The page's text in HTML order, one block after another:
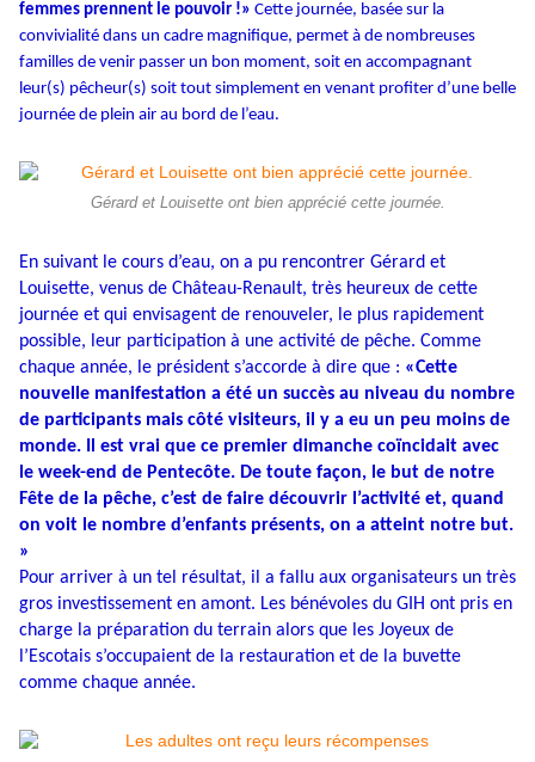
femmes prennent le pouvoir !» Cette journée, basée sur la
convivialité dans un cadre magnifique, permet à de nombreuses
familles de venir passer un bon moment, soit en accompagnant
leur(s) pêcheur(s) soit tout simplement en venant profiter d’une belle
journée de plein air au bord de l’eau.
Gérard et Louisette ont bien apprécié cette journée.
En suivant le cours d’eau, on a pu rencontrer Gérard et
Louisette, venus de Château-Renault, très heureux de cette
journée et qui envisagent de renouveler, le plus rapidement
possible, leur participation à une activité de pêche. Comme
chaque année, le président s’accorde à dire que : «Cette
nouvelle manifestation a été un succès au niveau du nombre
de participants mais côté visiteurs, il y a eu un peu moins de
monde. Il est vrai que ce premier dimanche coïncidait avec
le week-end de Pentecôte. De toute façon, le but de notre
Fête de la pêche, c’est de faire découvrir l’activité et, quand
on voit le nombre d’enfants présents, on a atteint notre but.
»
Pour arriver à un tel résultat, il a fallu aux organisateurs un très
gros investissement en amont. Les bénévoles du GIH ont pris en
charge la préparation du terrain alors que les Joyeux de
l’Escotais s’occupaient de la restauration et de la buvette
comme chaque année.